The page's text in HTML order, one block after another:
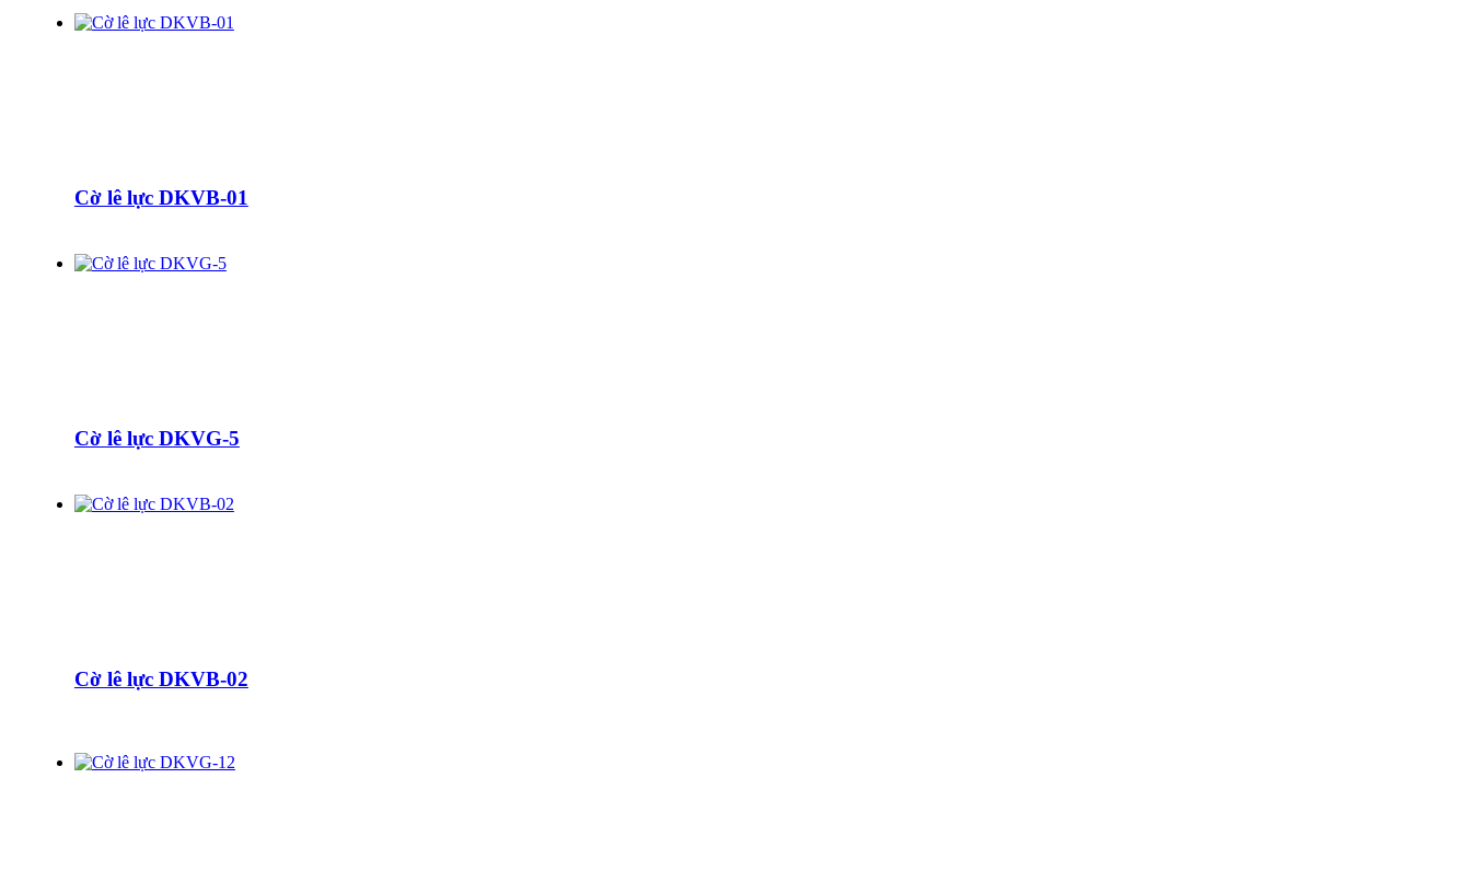
Cờ lê lực DKVB-01
Cờ lê lực DKVG-5
Cờ lê lực DKVB-02